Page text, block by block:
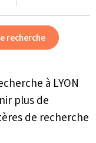
à LYON
plus de
de recherche